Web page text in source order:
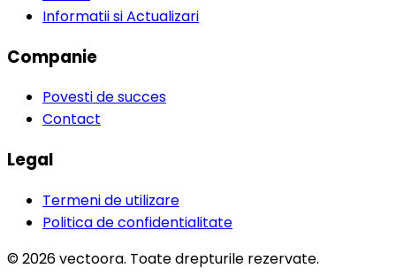
Informatii si Actualizari
Companie
Povesti de succes
Contact
Legal
Termeni de utilizare
Politica de confidentialitate
©2026vectoora. Toate drepturile rezervate.